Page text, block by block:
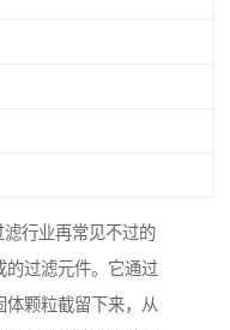
滤行业再常见不过的
的过滤元件。它通过
体颗粒截留下来，从